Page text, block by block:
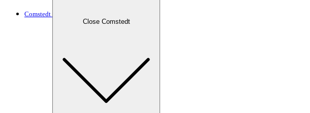
Comstedt
Close Comstedt